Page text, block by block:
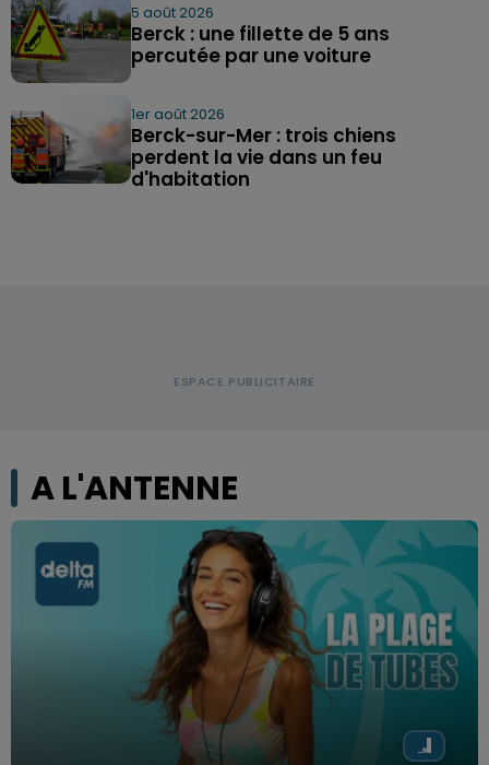
5 août 2026
Berck : une fillette de 5 ans
percutée par une voiture
1er août 2026
Berck-sur-Mer : trois chiens
perdent la vie dans un feu
d'habitation
A L'ANTENNE